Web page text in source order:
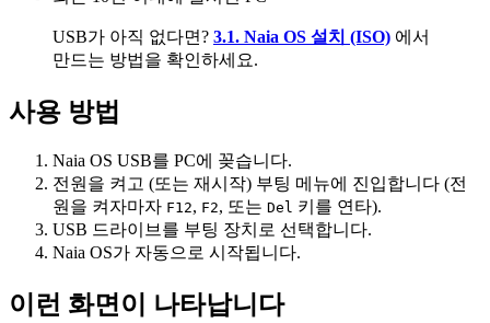
USB가 아직 없다면? 3.1. Naia OS 설치 (ISO) 에서
만드는 방법을 확인하세요.
사용 방법
Naia OS USB를 PC에 꽂습니다.
전원을 켜고 (또는 재시작) 부팅 메뉴에 진입합니다 (전
원을 켜자마자 F12, F2, 또는 Del 키를 연타).
USB 드라이브를 부팅 장치로 선택합니다.
Naia OS가 자동으로 시작됩니다.
이런 화면이 나타납니다